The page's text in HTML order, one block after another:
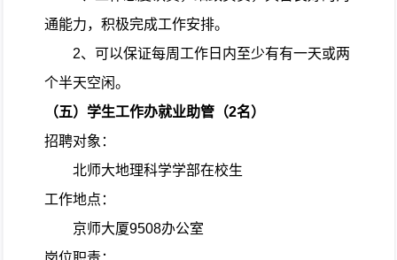
通能力，积极完成工作安排。
2、可以保证每周工作日内至少有有一天或两
个半天空闲。
（五）学生工作办就业助管（2名）
招聘对象：
北师大地理科学学部在校生
工作地点：
京师大厦9508办公室